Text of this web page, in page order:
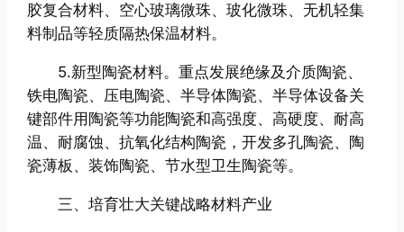
胶复合材料、空心玻璃微珠、玻化微珠、无机轻集
料制品等轻质隔热保温材料。
5.新型陶瓷材料。重点发展绝缘及介质陶瓷、
铁电陶瓷、压电陶瓷、半导体陶瓷、半导体设备关
键部件用陶瓷等功能陶瓷和高强度、高硬度、耐高
温、耐腐蚀、抗氧化结构陶瓷，开发多孔陶瓷、陶
瓷薄板、装饰陶瓷、节水型卫生陶瓷等。
三、培育壮大关键战略材料产业